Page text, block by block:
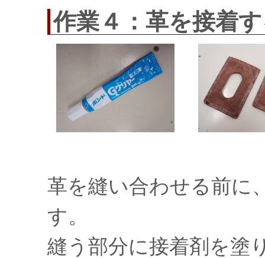
作業４：革を接着
革を縫い合わせる前に
す。
縫う部分に接着剤を塗